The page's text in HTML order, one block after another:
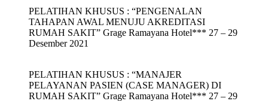
PELATIHAN KHUSUS : “PENGENALAN
TAHAPAN AWAL MENUJU AKREDITASI
RUMAH SAKIT” Grage Ramayana Hotel*** 27 – 29
Desember 2021
PELATIHAN KHUSUS : “MANAJER
PELAYANAN PASIEN (CASE MANAGER) DI
RUMAH SAKIT” Grage Ramayana Hotel*** 27 – 29